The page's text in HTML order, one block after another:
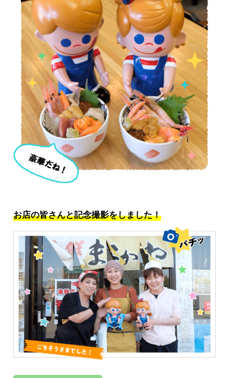
お店の皆さんと記念撮影をしました！